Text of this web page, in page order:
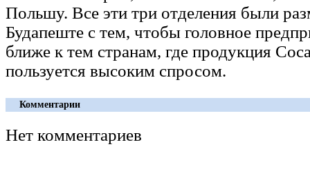
Польшу. Все эти три отделения были
Будапеште с тем, чтобы головное
ближе к тем странам, где продукция
пользуется высоким спросом.
Комментарии
Нет комментариев